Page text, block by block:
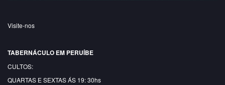
Visite-nos
TABERNÁCULO EM PERUÍBE
CULTOS:
QUARTAS E SEXTAS ÁS 19: 30hs